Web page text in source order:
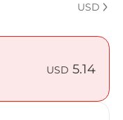
즐
USD
USD 5.14